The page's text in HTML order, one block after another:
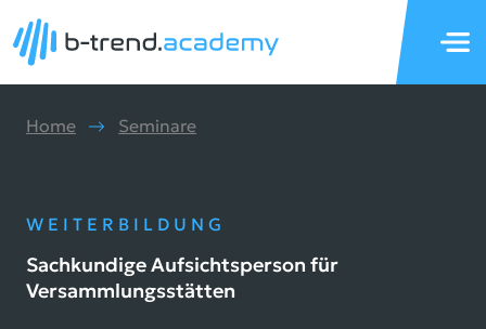
Home Seminare
WEITERBILDUNG
Sachkundige Aufsichtsperson für
Versammlungsstätten